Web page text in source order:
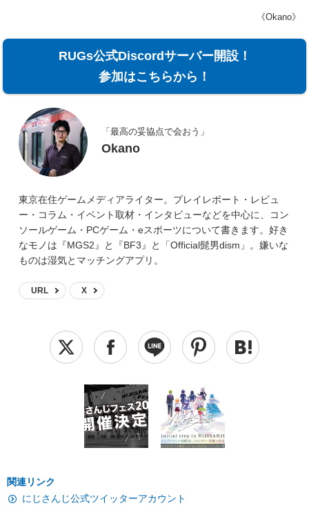
《Okano》
RUGs公式Discordサーバー開設！
参加はこちらから！
「最高の妥協点で会おう」
Okano
東京在住ゲームメディアライター。プレイレポート・レビュ
ー・コラム・イベント取材・インタビューなどを中心に、コン
ソールゲーム・PCゲーム・eスポーツについて書きます。好き
なモノは『MGS2』と『BF3』と「Official髭男dism」。嫌いな
ものは湿気とマッチングアプリ。
URL X
関連リンク
にじさんじ公式ツイッターアカウント